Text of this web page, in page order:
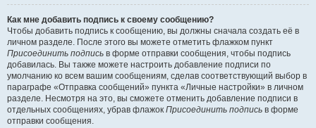
Как мне добавить подпись к своему сообщению?
Чтобы добавить подпись к сообщению, вы должны сначала создать её в
личном разделе. После этого вы можете отметить флажком пункт
Присоединить подпись в форме отправки сообщения, чтобы подпись
добавилась. Вы также можете настроить добавление подписи по
умолчанию ко всем вашим сообщениям, сделав соответствующий выбор в
параграфе «Отправка сообщений» пункта «Личные настройки» в личном
разделе. Несмотря на это, вы сможете отменить добавление подписи в
отдельных сообщениях, убрав флажок Присоединить подпись в форме
отправки сообщения.